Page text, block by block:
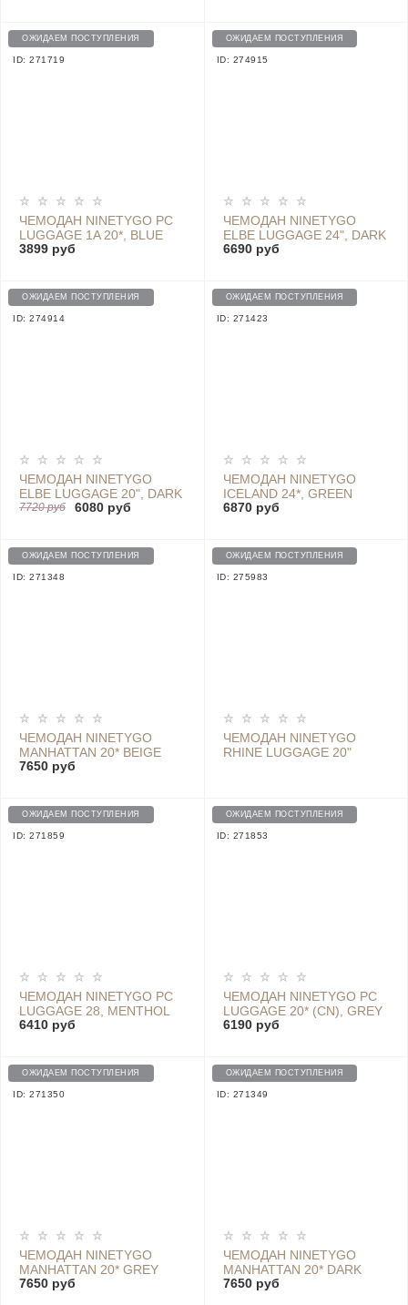
ОЖИДАЕМ ПОСТУПЛЕНИЯ
ID: 271719
ЧЕМОДАН NINETYGO PC
LUGGAGE 1A 20*, BLUE
3899 руб
ОЖИДАЕМ ПОСТУПЛЕНИЯ
ID: 274915
ЧЕМОДАН NINETYGO
ELBE LUGGAGE 24", DARK
BLUE
6690 руб
ОЖИДАЕМ ПОСТУПЛЕНИЯ
ID: 274914
ЧЕМОДАН NINETYGO
ELBE LUGGAGE 20", DARK
BLUE
7720 руб 6080 руб
ОЖИДАЕМ ПОСТУПЛЕНИЯ
ID: 271423
ЧЕМОДАН NINETYGO
ICELAND 24*, GREEN
6870 руб
ОЖИДАЕМ ПОСТУПЛЕНИЯ
ID: 271348
ЧЕМОДАН NINETYGO
MANHATTAN 20* BEIGE
7650 руб
ОЖИДАЕМ ПОСТУПЛЕНИЯ
ID: 275983
ЧЕМОДАН NINETYGO
RHINE LUGGAGE 20"
ОЖИДАЕМ ПОСТУПЛЕНИЯ
ID: 271859
ЧЕМОДАН NINETYGO PC
LUGGAGE 28, MENTHOL
6410 руб
ОЖИДАЕМ ПОСТУПЛЕНИЯ
ID: 271853
ЧЕМОДАН NINETYGO PC
LUGGAGE 20* (CN), GREY
6190 руб
ОЖИДАЕМ ПОСТУПЛЕНИЯ
ID: 271350
ЧЕМОДАН NINETYGO
MANHATTAN 20* GREY
7650 руб
ОЖИДАЕМ ПОСТУПЛЕНИЯ
ID: 271349
ЧЕМОДАН NINETYGO
MANHATTAN 20* DARK
RED
7650 руб